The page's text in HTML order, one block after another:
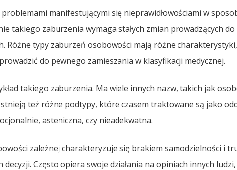
manifestującymi się nieprawidłowościami w
takiego zaburzenia wymaga stałych zmian prowadzących
Różne typy zaburzeń osobowości mają różne
do pewnego zamieszania w klasyfikacji medycznej.
takiego zaburzenia. Ma wiele innych nazw, takich jak
też różne podtypy, które czasem traktowane są jako
asteniczna, czy nieadekwatna.
zależnej charakteryzuje się brakiem samodzielności i
Często opiera swoje działania na opiniach innych